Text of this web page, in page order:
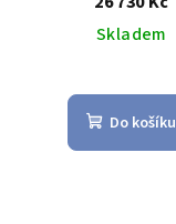
Skladem
Do košíku